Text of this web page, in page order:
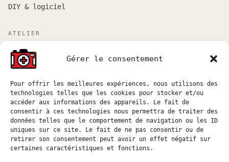
Gérer le consentement
Pour offrir les meilleures expériences, nous utilisons des
technologies telles que les cookies pour stocker et/ou
accéder aux informations des appareils. Le fait de
consentir à ces technologies nous permettra de traiter des
données telles que le comportement de navigation ou les ID
uniques sur ce site. Le fait de ne pas consentir ou de
retirer son consentement peut avoir un effet négatif sur
certaines caractéristiques et fonctions.
DIY & logiciel
ATELIER
Atelier sur rendez-vous entre Marseille et Aix-en-
Provence.
atelier@hostophoto.fr
À propos de l’atelier
Déposer une demande de devis
Accéder au suivi atelier